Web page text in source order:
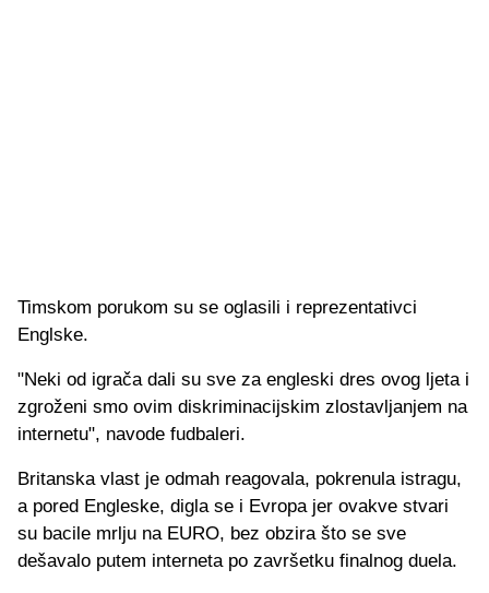
Timskom porukom su se oglasili i reprezentativci
Englske.
"Neki od igrača dali su sve za engleski dres ovog ljeta i
zgroženi smo ovim diskriminacijskim zlostavljanjem na
internetu", navode fudbaleri.
Britanska vlast je odmah reagovala, pokrenula istragu,
a pored Engleske, digla se i Evropa jer ovakve stvari
su bacile mrlju na EURO, bez obzira što se sve
dešavalo putem interneta po završetku finalnog duela.